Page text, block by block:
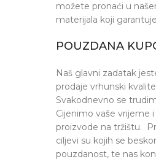
možete pronaći u
materijala koji
POUZDANA
Naš glavni zadatak
prodaje vrhunski
Svakodnevno se
Cijenimo vaše vrijeme
proizvode na tržištu.
ciljevi su kojih se
pouzdanost, te nas